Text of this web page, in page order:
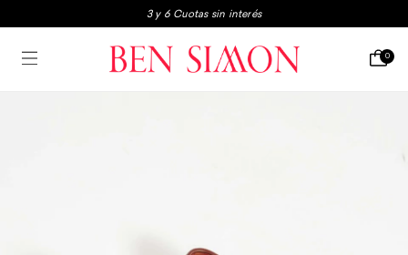
3 y 6 Cuotas sin interés
Envio gratis a partir de $250.000
0